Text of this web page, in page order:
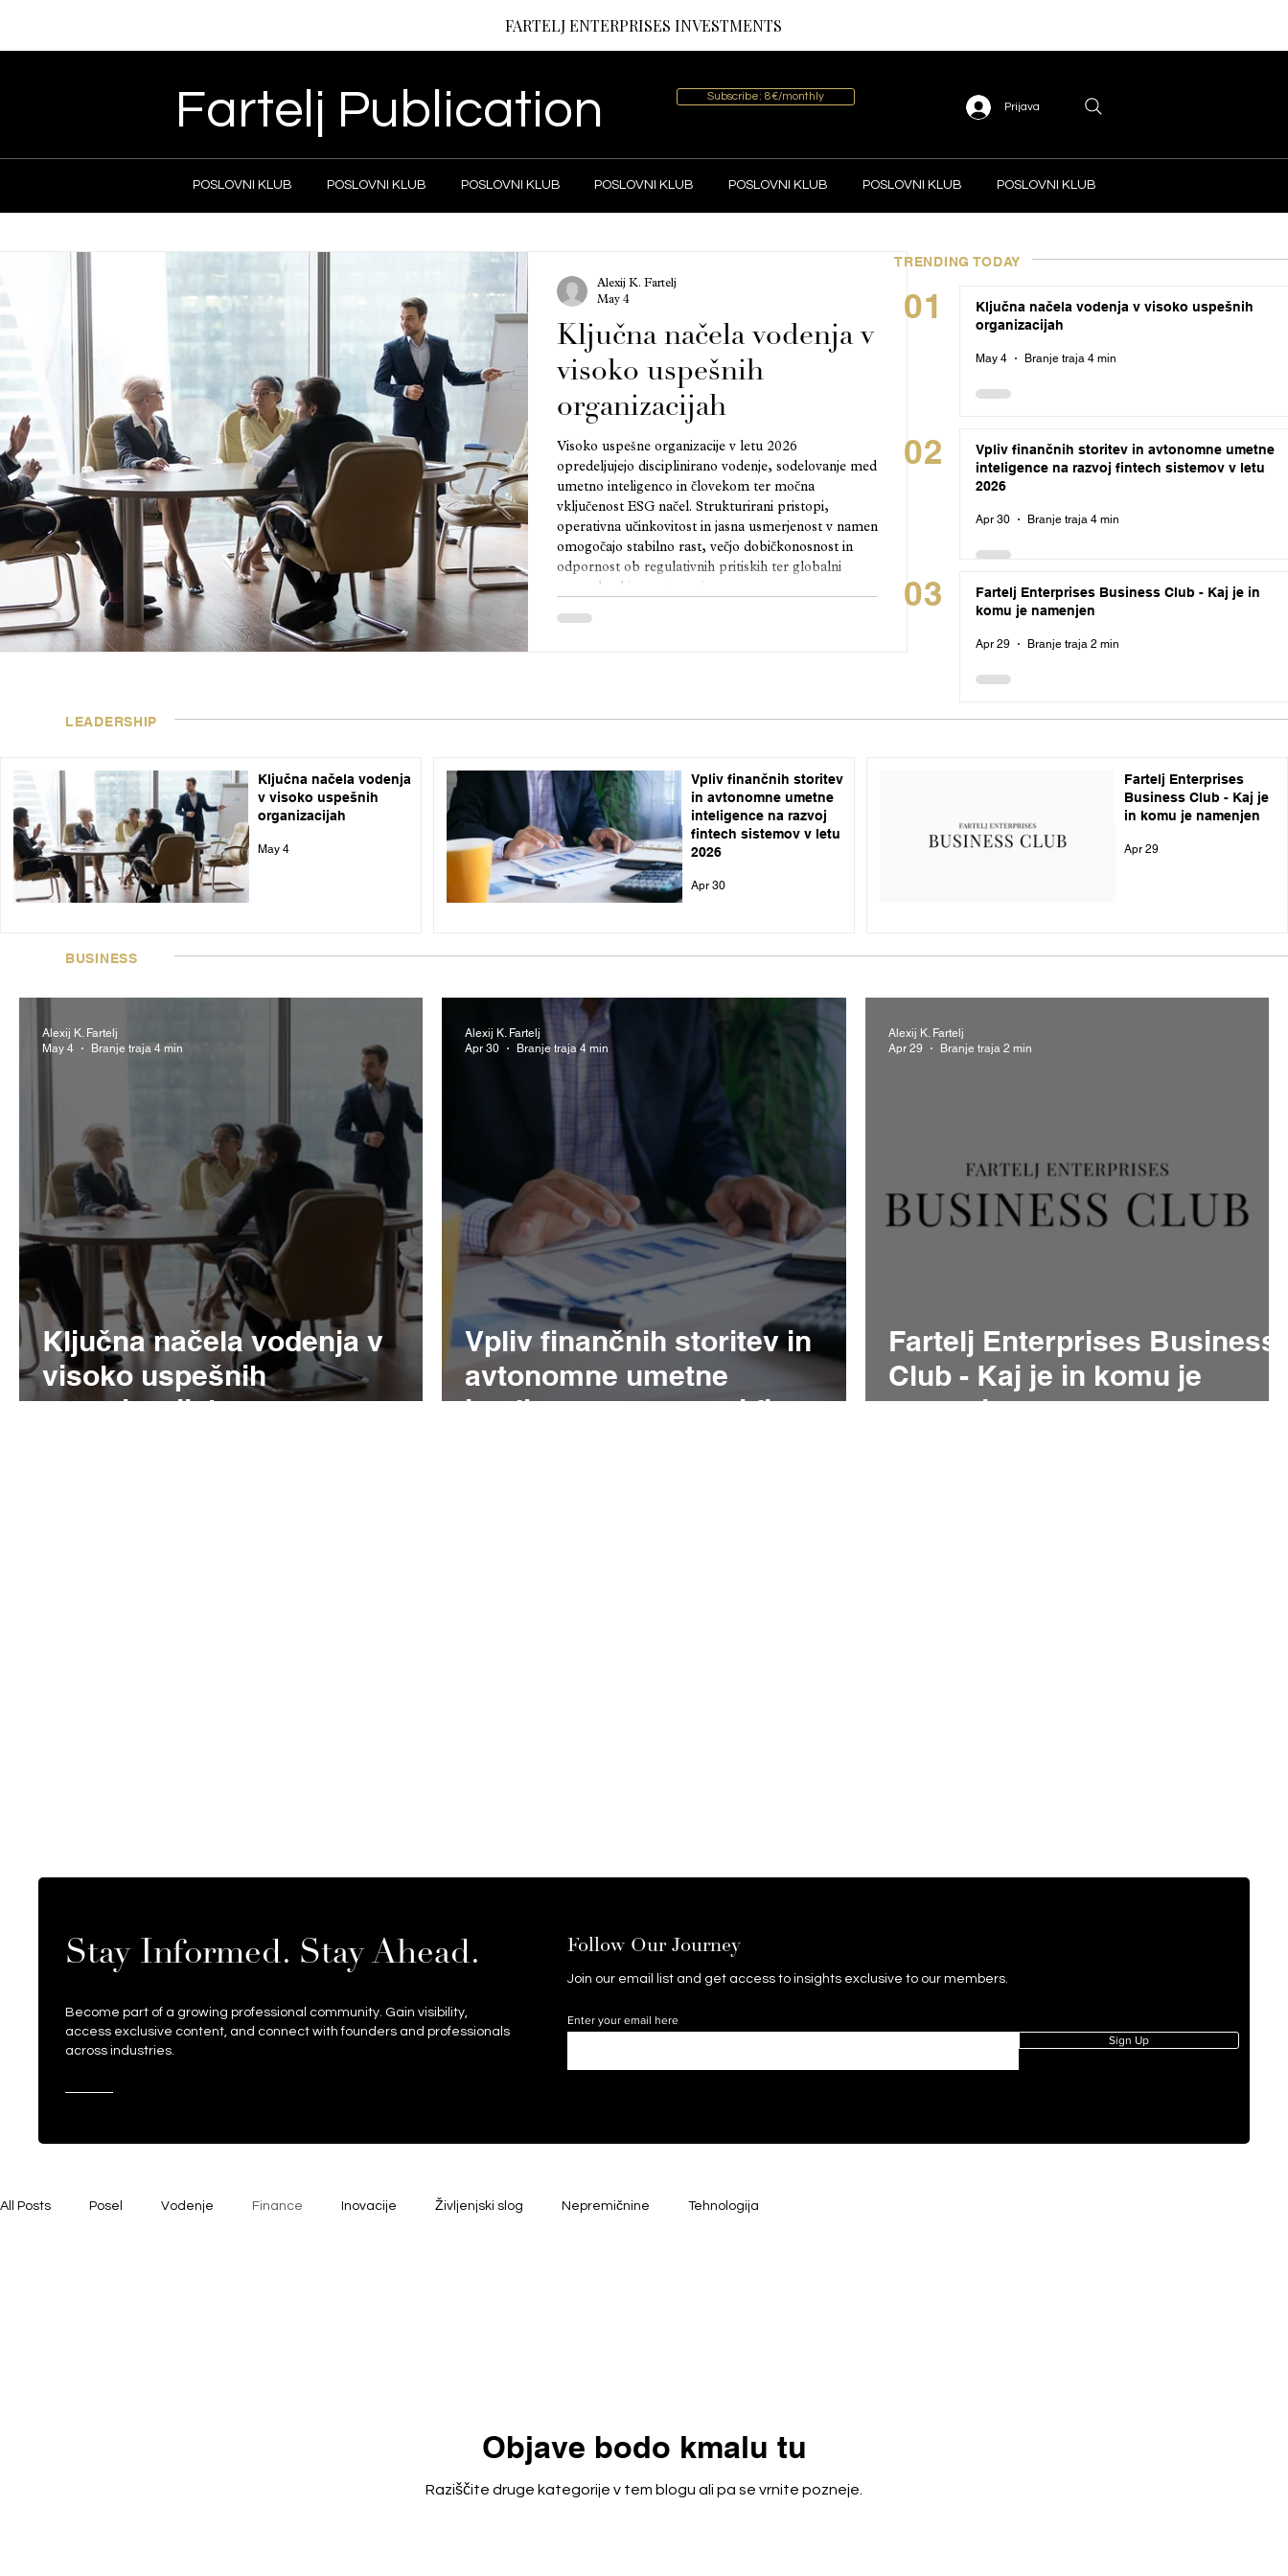
FARTELJ ENTERPRISES INVESTMENTS
Fartelj Publication
Subscribe: 8€/monthly
Prijava
POSLOVNI KLUB POSLOVNI KLUB POSLOVNI KLUB POSLOVNI KLUB POSLOVNI KLUB POSLOVNI KLUB POSLOVNI KLUB
Ključna načela vodenja v
visoko uspešnih
organizacijah
Visoko uspešne organizacije v letu 2026
opredeljujejo disciplinirano vodenje, sodelovanje med
umetno inteligenco in človekom ter močna
vključenost ESG načel. Strukturirani pristopi,
operativna učinkovitost in jasna usmerjenost v namen
omogočajo stabilno rast, večjo dobičkonosnost in
odpornost ob regulativnih pritiskih ter globalni
gospodarski negotovosti.
Alexij K. Fartelj
May 4
TRENDING TODAY
01
02
03
Ključna načela vodenja v visoko uspešnih
organizacijah
May 4 Branje traja 4 min
Vpliv finančnih storitev in avtonomne umetne
inteligence na razvoj fintech sistemov v letu
2026
Apr 30 Branje traja 4 min
Fartelj Enterprises Business Club - Kaj je in
komu je namenjen
Apr 29 Branje traja 2 min
LEADERSHIP
Ključna načela vodenja
v visoko uspešnih
organizacijah
May 4
Vpliv finančnih storitev
in avtonomne umetne
inteligence na razvoj
fintech sistemov v letu
2026
Apr 30
Fartelj Enterprises
Business Club - Kaj je
in komu je namenjen
Apr 29
BUSINESS
Ključna načela vodenja v
visoko uspešnih
organizacijah
Alexij K. Fartelj
May 4
Branje traja 4 min
Vpliv finančnih storitev in
avtonomne umetne
inteligence na razvoj fintech
Alexij K. Fartelj
Apr 30
Branje traja 4 min
Fartelj Enterprises Business
Club - Kaj je in komu je
namenjen
Alexij K. Fartelj
Apr 29
Branje traja 2 min
Stay Informed. Stay Ahead.
Become part of a growing professional community. Gain visibility,
access exclusive content, and connect with founders and professionals
across industries.
Follow Our Journey
Join our email list and get access to insights exclusive to our members.
Enter your email here
Sign Up
All Posts Posel Vodenje Finance Inovacije Življenjski slog Nepremičnine Tehnologija
Objave bodo kmalu tu
Raziščite druge kategorije v tem blogu ali pa se vrnite pozneje.